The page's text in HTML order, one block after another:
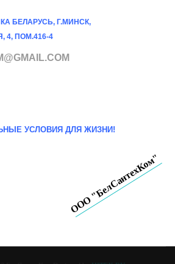
БЕЛАРУСЬ, Г.МИНСК,
4, ПОМ.416-4
УСЛОВИЯ ДЛЯ ЖИЗНИ!
ООО "БелСантехКом"